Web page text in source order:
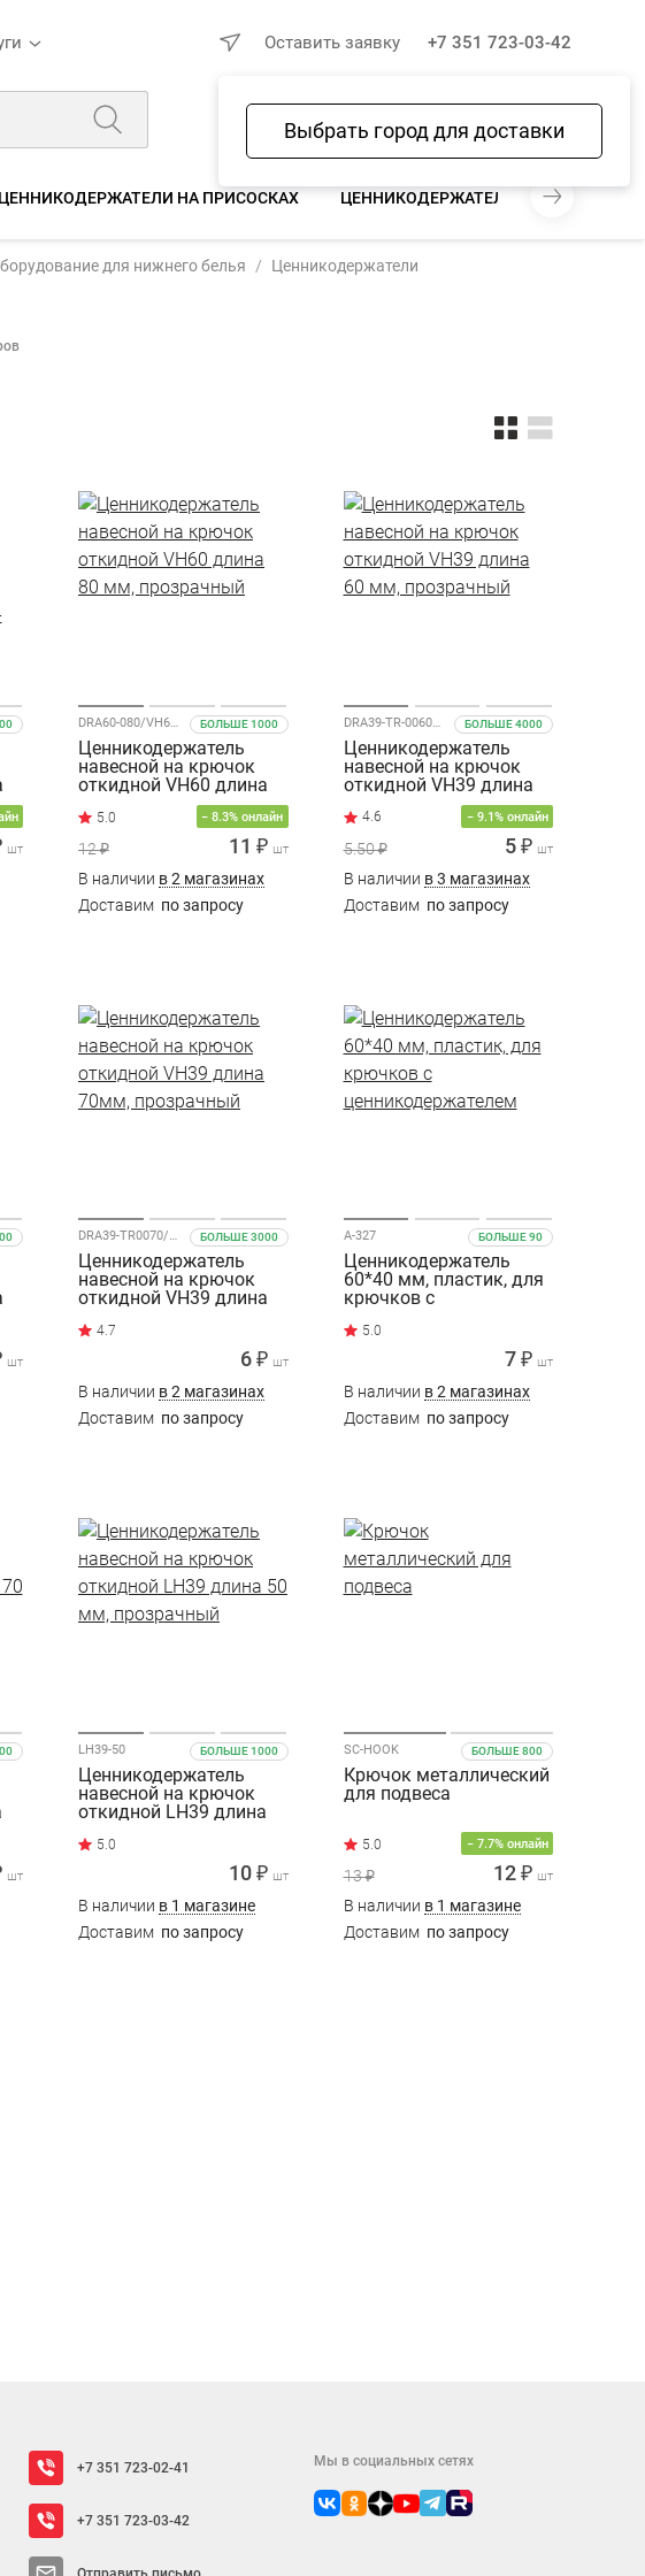
Выбрать город для доставки
Оставить заявку +7 351 723-03-42
Избранное Сравнение Корзина
ЦЕННИКОДЕРЖАТЕЛИ НА ПРИСОСКАХ ЦЕННИКОДЕРЖАТЕЛИ НА ПРИЩЕПКАХ
для нижнего белья
Ценникодержатели
шт
БОЛЬШЕ 1000
Ценникодержатель
навесной на крючок
откидной VH60 длина
80 мм, прозрачный
− 8.3% онлайн
12 ₽ 11 ₽ шт
В наличии в 2 магазинах
Доставим по запросу
БОЛЬШЕ 4000
DRA39-TR-0060/VH39-60
Ценникодержатель
навесной на крючок
откидной VH39 длина
60 мм, прозрачный
4.6 − 9.1% онлайн
5.50 ₽ 5 ₽ шт
В наличии в 3 магазинах
Доставим по запросу
шт
БОЛЬШЕ 3000
DRA39-TR0070/VH39-70
Ценникодержатель
навесной на крючок
откидной VH39 длина
4.7
6 ₽ шт
В наличии в 2 магазинах
Доставим по запросу
БОЛЬШЕ 90
A-327
Ценникодержатель
60*40 мм, пластик, для
крючков с
7 ₽ шт
В наличии в 2 магазинах
Доставим по запросу
шт
БОЛЬШЕ 1000
LH39-50
Ценникодержатель
навесной на крючок
откидной LH39 длина
10 ₽ шт
В наличии в 1 магазине
Доставим по запросу
БОЛЬШЕ 800
SC-HOOK
Крючок металлический
для подвеса
− 7.7% онлайн
13 ₽ 12 ₽ шт
В наличии в 1 магазине
Доставим по запросу
+7 351 723-02-41
+7 351 723-03-42
Мы в социальных сетях